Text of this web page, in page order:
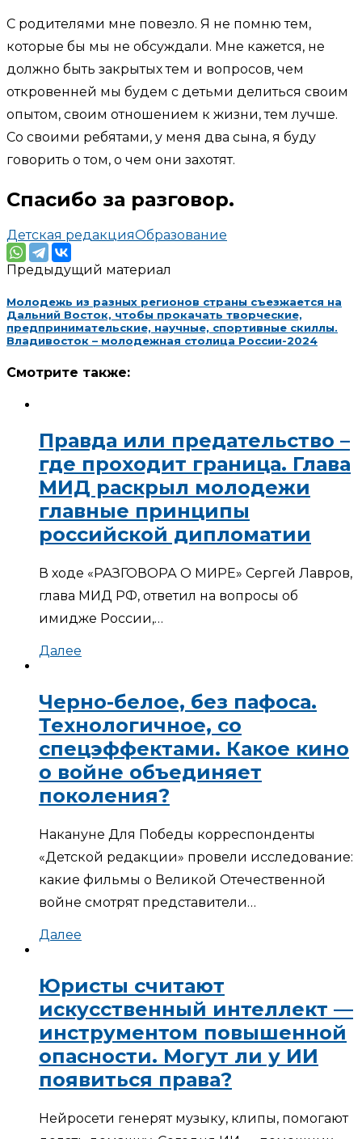
С родителями мне повезло. Я не помню тем,
которые бы мы не обсуждали. Мне кажется, не
должно быть закрытых тем и вопросов, чем
откровенней мы будем с детьми делиться своим
опытом, своим отношением к жизни, тем лучше.
Со своими ребятами, у меня два сына, я буду
говорить о том, о чем они захотят.
Спасибо за разговор.
Детская редакцияОбразование
Предыдущий материал
Молодежь из разных регионов страны съезжается на
Дальний Восток, чтобы прокачать творческие,
предпринимательские, научные, спортивные скиллы.
Владивосток – молодежная столица России-2024
Смотрите также:
Правда или предательство –
где проходит граница. Глава
МИД раскрыл молодежи
главные принципы
российской дипломатии
В ходе «РАЗГОВОРА О МИРЕ» Сергей Лавров,
глава МИД РФ, ответил на вопросы об
имидже России,…
Далее
Черно-белое, без пафоса.
Технологичное, со
спецэффектами. Какое кино
о войне объединяет
поколения?
Накануне Для Победы корреспонденты
«Детской редакции» провели исследование:
какие фильмы о Великой Отечественной
войне смотрят представители…
Далее
Юристы считают
искусственный интеллект —
инструментом повышенной
опасности. Могут ли у ИИ
появиться права?
Нейросети генерят музыку, клипы, помогают